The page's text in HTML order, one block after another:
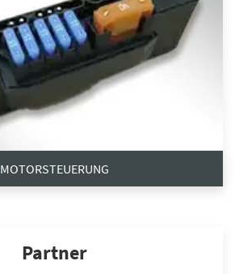
MOTORSTEUERUNG
Partner